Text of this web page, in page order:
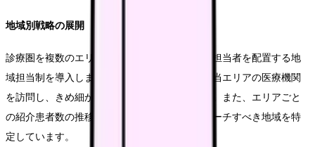
地域別戦略の展開
診療圏を複数のエリアに分割し、エリアごとに担当者を配置する地
域担当制を導入しました。担当者は定期的に担当エリアの医療機関
を訪問し、きめ細かな関係構築を行っています。また、エリアごと
の紹介患者数の推移を分析し、重点的にアプローチすべき地域を特
定しています。